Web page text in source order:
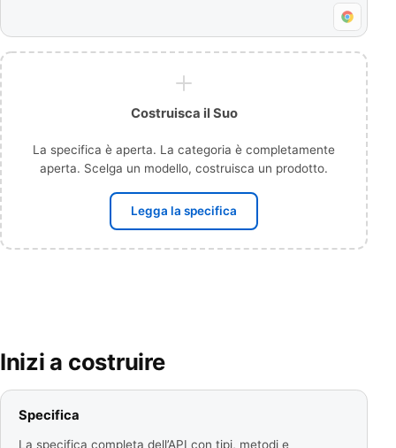
Costruisca il Suo
La specifica è aperta. La categoria è completamente
aperta. Scelga un modello, costruisca un prodotto.
Legga la specifica
Inizi a costruire
Specifica
La specifica completa dell’API con tipi, metodi e